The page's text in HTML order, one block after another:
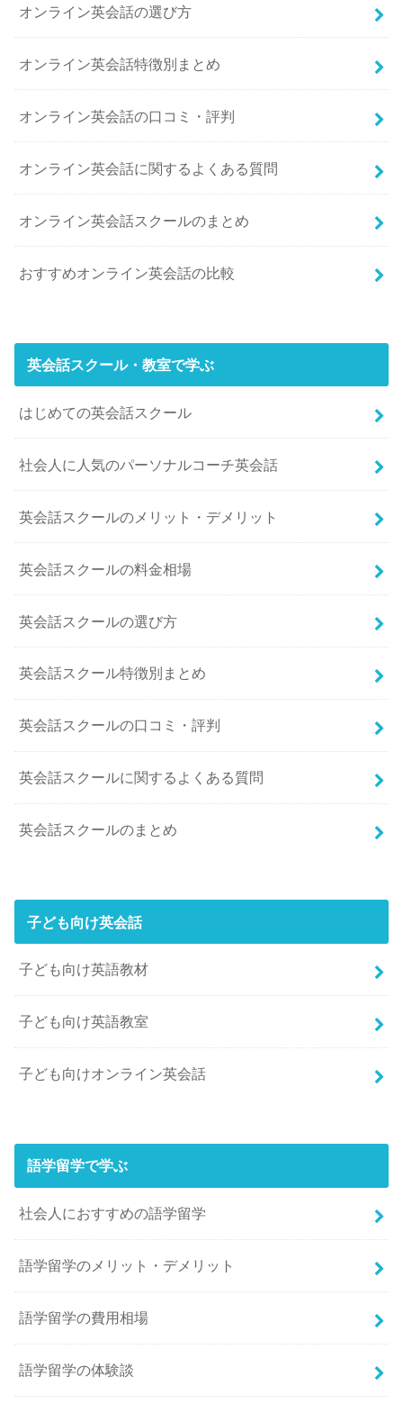
オンライン英会話の選び方
オンライン英会話特徴別まとめ
オンライン英会話の口コミ・評判
オンライン英会話に関するよくある質問
オンライン英会話スクールのまとめ
おすすめオンライン英会話の比較
英会話スクール・教室で学ぶ
はじめての英会話スクール
社会人に人気のパーソナルコーチ英会話
英会話スクールのメリット・デメリット
英会話スクールの料金相場
英会話スクールの選び方
英会話スクール特徴別まとめ
英会話スクールの口コミ・評判
英会話スクールに関するよくある質問
英会話スクールのまとめ
子ども向け英会話
子ども向け英語教材
子ども向け英語教室
子ども向けオンライン英会話
語学留学で学ぶ
社会人におすすめの語学留学
語学留学のメリット・デメリット
語学留学の費用相場
語学留学の体験談